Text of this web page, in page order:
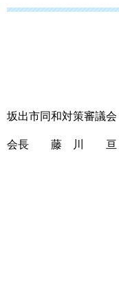
坂出市同和対策審議会
会長 藤 川 亘